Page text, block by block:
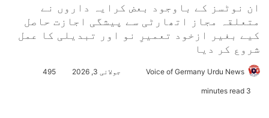
ان نوٹسز کے باوجود بعض کرایہ داروں نے
متعلقہ مجاز اتھارٹی سے پیشگی اجازت حاصل
کیے بغیر ازخود تعمیرِ نو اور تبدیلی کا عمل
شروع کر دیا
Voice of Germany Urdu News جولائی 3, 2026 495